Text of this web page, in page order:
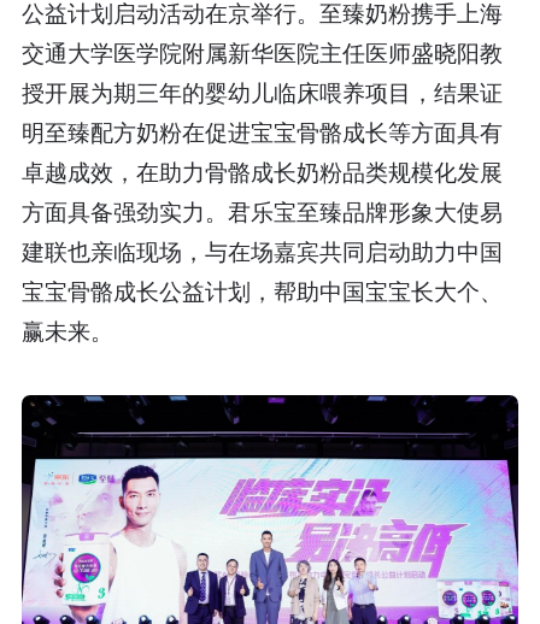
公益计划启动活动在京举行。至臻奶粉携手上海
交通大学医学院附属新华医院主任医师盛晓阳教
授开展为期三年的婴幼儿临床喂养项目，结果证
明至臻配方奶粉在促进宝宝骨骼成长等方面具有
卓越成效，在助力骨骼成长奶粉品类规模化发展
方面具备强劲实力。君乐宝至臻品牌形象大使易
建联也亲临现场，与在场嘉宾共同启动助力中国
宝宝骨骼成长公益计划，帮助中国宝宝长大个、
赢未来。